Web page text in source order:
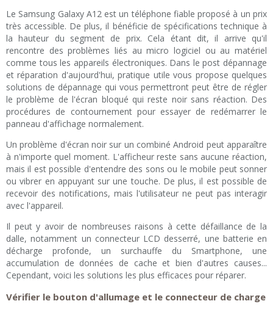
Le Samsung Galaxy A12 est un téléphone fiable proposé à un prix
très accessible. De plus, il bénéficie de spécifications technique à
la hauteur du segment de prix. Cela étant dit, il arrive qu'il
rencontre des problèmes liés au micro logiciel ou au matériel
comme tous les appareils électroniques. Dans le post dépannage
et réparation d'aujourd'hui, pratique utile vous propose quelques
solutions de dépannage qui vous permettront peut être de régler
le problème de l'écran bloqué qui reste noir sans réaction. Des
procédures de contournement pour essayer de redémarrer le
panneau d'affichage normalement.
Un problème d'écran noir sur un combiné Android peut apparaître
à n'importe quel moment. L'afficheur reste sans aucune réaction,
mais il est possible d'entendre des sons ou le mobile peut sonner
ou vibrer en appuyant sur une touche. De plus, il est possible de
recevoir des notifications, mais l'utilisateur ne peut pas interagir
avec l'appareil.
Il peut y avoir de nombreuses raisons à cette défaillance de la
dalle, notamment un connecteur LCD desserré, une batterie en
décharge profonde, un surchauffe du Smartphone, une
accumulation de données de cache et bien d'autres causes...
Cependant, voici les solutions les plus efficaces pour réparer.
Vérifier le bouton d'allumage et le connecteur de charge